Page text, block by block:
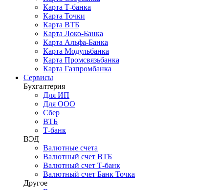
Карта Т-банка
Карта Точки
Карта ВТБ
Карта Локо-Банка
Карта Альфа-Банка
Карта Модульбанка
Карта Промсвязьбанка
Карта Газпромбанка
Сервисы
Бухгалтерия
Для ИП
Для ООО
Сбер
ВТБ
Т-банк
ВЭД
Валютные счета
Валютный счет ВТБ
Валютный счет Т-банк
Валютный счет Банк Точка
Другое